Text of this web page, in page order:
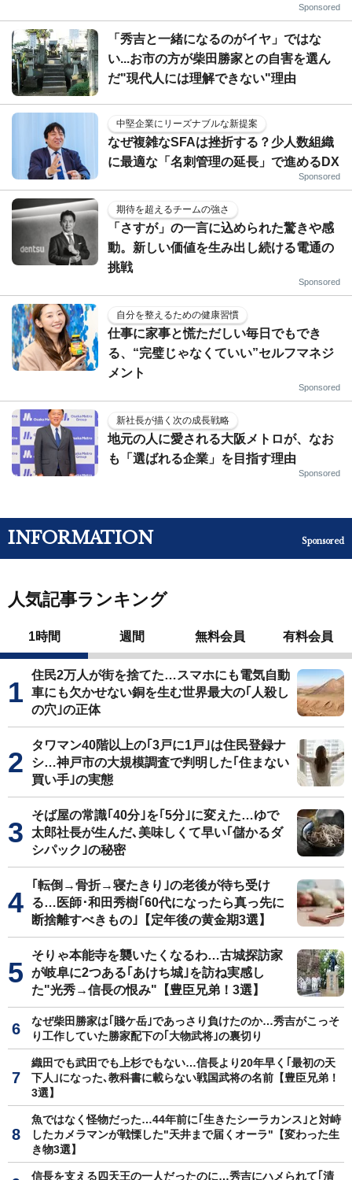
Sponsored
「秀吉と一緒になるのがイヤ」ではな
い...お市の方が柴田勝家との自害を選ん
だ"現代人には理解できない"理由
中堅企業にリーズナブルな新提案
なぜ複雑なSFAは挫折する？少人数組織
に最適な「名刺管理の延長」で進めるDX
Sponsored
期待を超えるチームの強さ
「さすが」の一言に込められた驚きや感
動。新しい価値を生み出し続ける電通の
挑戦
Sponsored
自分を整えるための健康習慣
仕事に家事と慌ただしい毎日でもでき
る、“完璧じゃなくていい”セルフマネジ
メント
Sponsored
新社長が描く次の成長戦略
地元の人に愛される大阪メトロが、なお
も「選ばれる企業」を目指す理由
Sponsored
INFORMATION Sponsored
人気記事ランキング
1時間 週間 無料会員 有料会員
住民2万人が街を捨てた…スマホにも電気自動
車にも欠かせない銅を生む世界最大の｢人殺し
の穴｣の正体
タワマン40階以上の｢3戸に1戸｣は住民登録ナ
シ…神戸市の大規模調査で判明した｢住まない
買い手｣の実態
そば屋の常識｢40分｣を｢5分｣に変えた…ゆで
太郎社長が生んだ､美味しくて早い｢儲かるダ
シパック｣の秘密
｢転倒→骨折→寝たきり｣の老後が待ち受け
る…医師･和田秀樹｢60代になったら真っ先に
断捨離すべきもの｣【定年後の黄金期3選】
そりゃ本能寺を襲いたくなるわ…古城探訪家
が岐阜に2つある｢あけち城｣を訪ね実感し
た"光秀→信長の恨み"【豊臣兄弟！3選】
なぜ柴田勝家は｢賤ケ岳｣であっさり負けたのか…秀吉がこっそ
り工作していた勝家配下の｢大物武将｣の裏切り
織田でも武田でも上杉でもない…信長より20年早く｢最初の天
下人｣になった､教科書に載らない戦国武将の名前【豊臣兄弟！
3選】
魚ではなく怪物だった…44年前に｢生きたシーラカンス｣と対峙
したカメラマンが戦慄した"天井まで届くオーラ"【変わった生
き物3選】
信長を支える四天王の一人だったのに…秀吉にハメられて｢清